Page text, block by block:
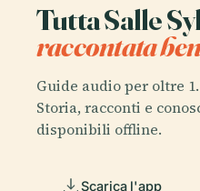
Tutta Salle
raccontata
Guide audio per oltre
Storia, racconti e
disponibili offline.
Scarica l'app